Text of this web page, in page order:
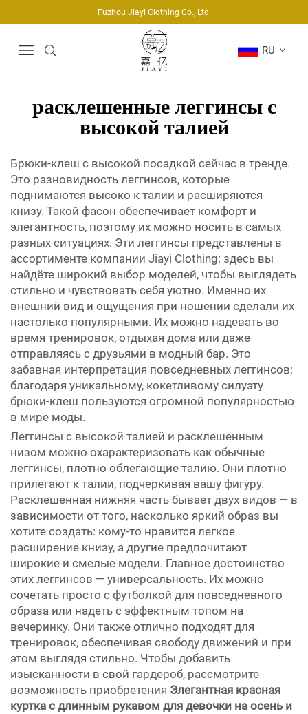
Fuzhou Jiayi Clothing Co., Ltd.
RU
расклешенные леггинсы с
высокой талией
Брюки-клеш с высокой посадкой сейчас в тренде.
Это разновидность леггинсов, которые
поднимаются высоко к талии и расширяются
книзу. Такой фасон обеспечивает комфорт и
элегантность, поэтому их можно носить в самых
разных ситуациях. Эти леггинсы представлены в
ассортименте компании Jiayi Clothing: здесь вы
найдёте широкий выбор моделей, чтобы выглядеть
стильно и чувствовать себя уютно. Именно их
внешний вид и ощущения при ношении сделали их
настолько популярными. Их можно надевать во
время тренировок, отдыхая дома или даже
отправляясь с друзьями в модный бар. Это
забавная интерпретация повседневных леггинсов:
благодаря уникальному, кокетливому силуэту
брюки-клеш пользуются огромной популярностью
в мире моды.
Леггинсы с высокой талией и расклешенным
низом можно охарактеризовать как обычные
леггинсы, плотно облегающие талию. Они плотно
прилегают к талии, подчеркивая вашу фигуру.
Расклешенная нижняя часть бывает двух видов — в
зависимости от того, насколько яркий образ вы
хотите создать: кому-то нравится легкое
расширение книзу, а другие предпочитают
широкие и смелые модели. Главное достоинство
этих леггинсов — универсальность. Их можно
сочетать просто с футболкой для повседневного
образа или надеть с эффектным топом на
вечеринку. Они также отлично подходят для
тренировок, обеспечивая свободу движений и при
этом выглядя стильно. Чтобы добавить
изысканности в свой гардероб, рассмотрите
возможность приобретения Элегантная красная
куртка с длинным рукавом для девочки на осень и